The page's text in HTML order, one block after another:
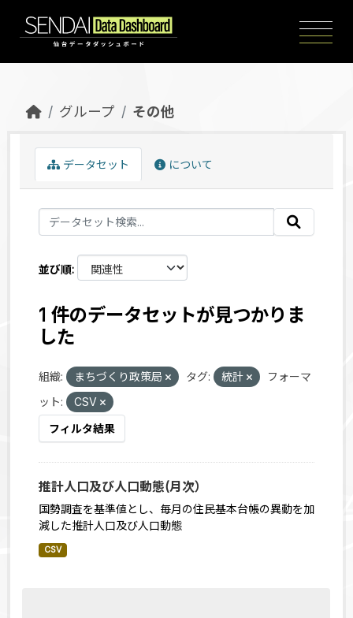
グループ その他
データセット について
並び順
1 件のデータセットが見つかりま
した
組織: まちづくり政策局 タグ: 統計
フォーマ
ット:
CSV
フィルタ結果
推計人口及び人口動態(月次）
国勢調査を基準値とし、毎月の住民基本台帳の異動を加
減した推計人口及び人口動態
CSV